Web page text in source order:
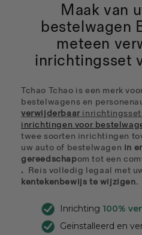
Maak van
bestelwagen
meteen
inrichtingsset
Tchao Tchao is een merk
bestelwagens en
verwijderbaar
inrichtingen voor
twee soorten inrichtingen
uw auto of bestelwagen in
gereedschapom tot een
. Reis volledig legaal met
kentekenbewijs te wijzigen.
Inrichting 100%
Geïnstalleerd en